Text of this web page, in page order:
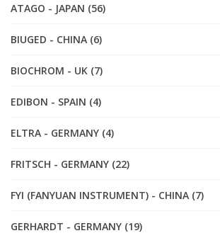
ATAGO - JAPAN (56)
BIUGED - CHINA (6)
BIOCHROM - UK (7)
EDIBON - SPAIN (4)
ELTRA - GERMANY (4)
FRITSCH - GERMANY (22)
FYI (FANYUAN INSTRUMENT) - CHINA (7)
GERHARDT - GERMANY (19)